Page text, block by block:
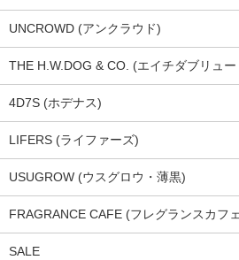
UNCROWD (アンクラウド)
THE H.W.DOG & CO. (エイチダブリュー
4D7S (ホデナス)
LIFERS (ライファーズ)
USUGROW (ウスグロウ・薄黒)
FRAGRANCE CAFE (フレグランスカフ
SALE